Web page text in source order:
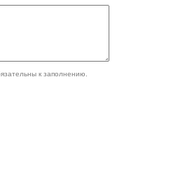
к заполнению.